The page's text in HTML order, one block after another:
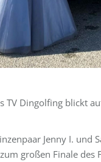
TV Dingolfing blickt
Jenny I. und
großen Finale